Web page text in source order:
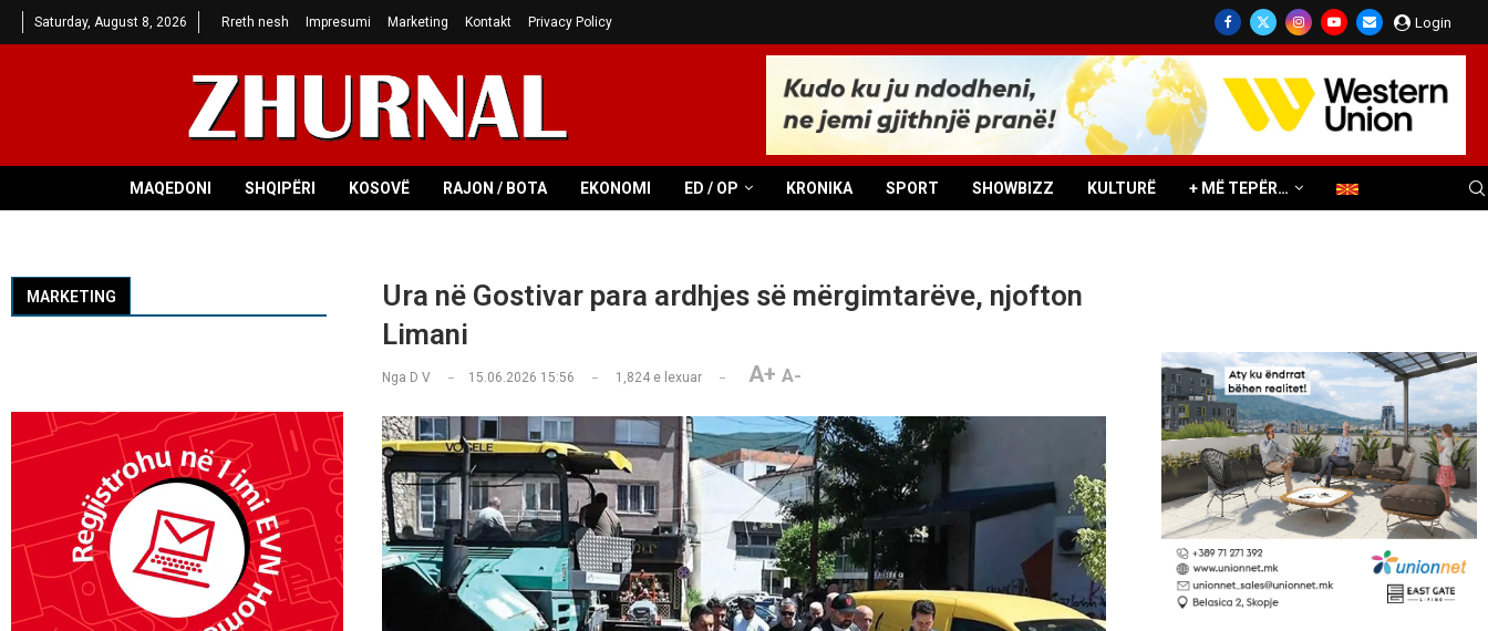
Saturday, August 8, 2026 Rreth nesh Impresumi Marketing Kontakt Privacy Policy Login
MAQEDONI SHQIPËRI KOSOVË RAJON / BOTA EKONOMI ED / OP KRONIKA SPORT SHOWBIZZ KULTURË + MË TEPËR…
Ura në Gostivar para ardhjes së mërgimtarëve, njofton
Limani
Nga D V 15.06.2026 15:56 1,824e lexuar A+ A-
MARKETING